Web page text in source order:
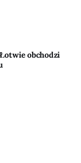
Łotwie obchodzi